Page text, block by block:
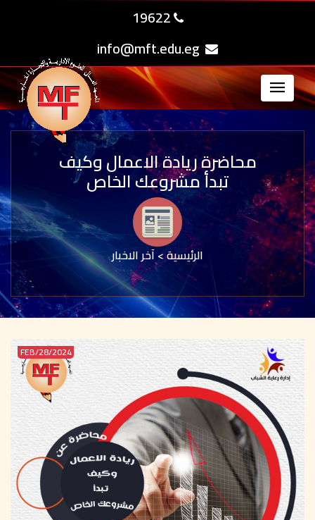
19622
محاضرة ريادة الاعمال وكيف
تبدأ مشروعك الخاص
الرئيسية>آخر الاخبار
2024/FEB/28